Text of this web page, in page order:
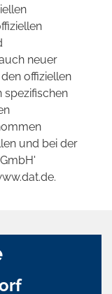
neuer
offiziellen
spezifischen
und bei der